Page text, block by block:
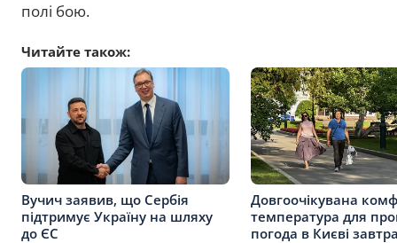
полі бою.
Читайте також:
Вучич заявив, що Сербія
підтримує Україну на шляху
до ЄС
Довгоочікувана
температура для
погода в Києві